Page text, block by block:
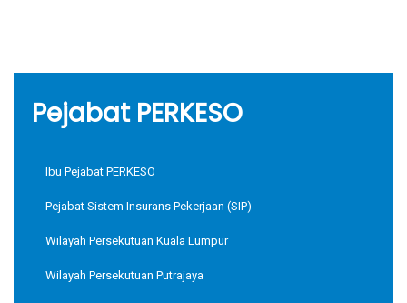
Pejabat PERKESO
Ibu Pejabat PERKESO
Pejabat Sistem Insurans Pekerjaan (SIP)
Wilayah Persekutuan Kuala Lumpur
Wilayah Persekutuan Putrajaya